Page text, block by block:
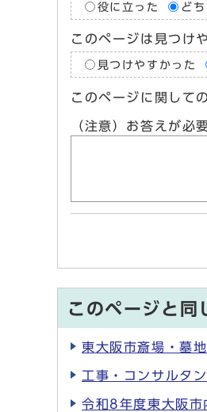
役に立った ど
このページは見つけ
見つけやすかった
このページに関して
（注意）お答えが必
このページと同
東大阪市斎場・墓
工事・コンサルタ
令和8年度東大阪市